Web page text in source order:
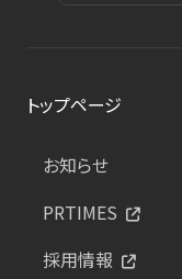
トップページ
お知らせ
PRTIMES
採用情報